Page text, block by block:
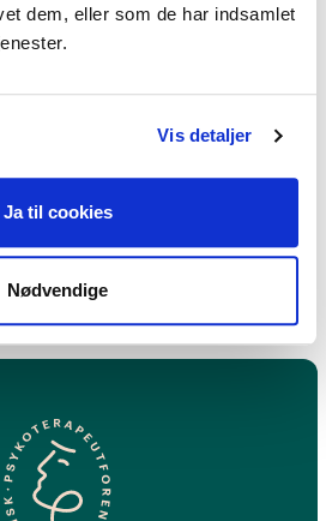
dem, eller som de har indsamlet
Vis detaljer
Ja til cookies
Nødvendige
Commitment